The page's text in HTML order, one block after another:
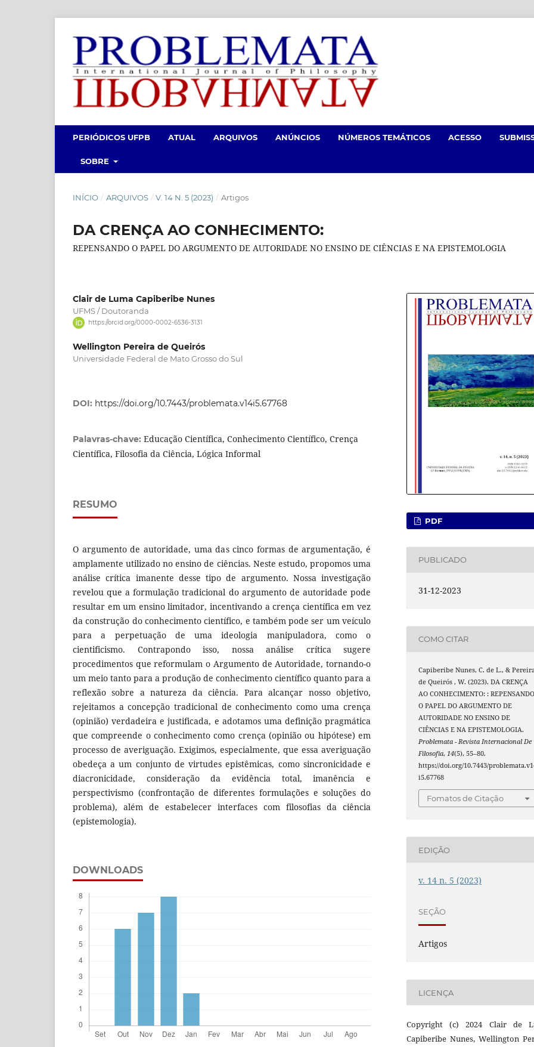
PERIÓDICOS UFPB ATUAL ARQUIVOS ANÚNCIOS NÚMEROS TEMÁTICOS ACESSO
SOBRE
INÍCIO / ARQUIVOS / V. 14 N. 5 (2023) / Artigos
DA CRENÇA AO CONHECIMENTO:
REPENSANDO O PAPEL DO ARGUMENTO DE AUTORIDADE NO ENSINO DE CIÊNCIAS E NA EPISTEMOLOGIA
Clair de Luma Capiberibe Nunes
UFMS / Doutoranda
https://orcid.org/0000-0002-6536-3131
Wellington Pereira de Queirós
Universidade Federal de Mato Grosso do Sul
DOI: https://doi.org/10.7443/problemata.v14i5.67768
Palavras-chave: Educação Científica, Conhecimento Científico, Crença
Científica, Filosofia da Ciência, Lógica Informal
RESUMO
O argumento de autoridade, uma das cinco formas de argumentação, é
amplamente utilizado no ensino de ciências. Neste estudo, propomos uma
análise crítica imanente desse tipo de argumento. Nossa investigação
revelou que a formulação tradicional do argumento de autoridade pode
resultar em um ensino limitador, incentivando a crença científica em vez
da construção do conhecimento científico, e também pode ser um veículo
para a perpetuação de uma ideologia manipuladora, como o
cientificismo. Contrapondo isso, nossa análise crítica sugere
procedimentos que reformulam o Argumento de Autoridade, tornando-o
um meio tanto para a produção de conhecimento científico quanto para a
reflexão sobre a natureza da ciência. Para alcançar nosso objetivo,
rejeitamos a concepção tradicional de conhecimento como uma crença
(opinião) verdadeira e justificada, e adotamos uma definição pragmática
que compreende o conhecimento como crença (opinião ou hipótese) em
processo de averiguação. Exigimos, especialmente, que essa averiguação
obedeça a um conjunto de virtudes epistêmicas, como sincronicidade e
diacronicidade, consideração da evidência total, imanência e
perspectivismo (confrontação de diferentes formulações e soluções do
problema), além de estabelecer interfaces com filosofias da ciência
(epistemologia).
DOWNLOADS
PDF
PUBLICADO
31-12-2023
COMO CITAR
Capiberibe Nunes, C. de L., &
de Queirós , W. (2023). DA CRENÇA
AO CONHECIMENTO: : REPENSANDO
O PAPEL DO ARGUMENTO DE
AUTORIDADE NO ENSINO DE
CIÊNCIAS E NA EPISTEMOLOGIA.
Problemata - Revista Internacional De
Filosofia,14(5), 55–80.
https://doi.org/10.7443/
i5.67768
Fomatos de Citação
EDIÇÃO
v. 14 n. 5 (2023)
SEÇÃO
Artigos
LICENÇA
Copyright (c) 2024 Clair de
Capiberibe Nunes, Wellington